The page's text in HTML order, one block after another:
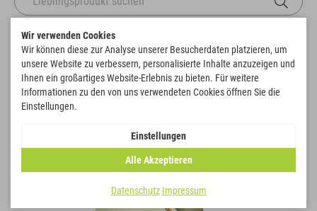
Startseite Themenwelten
Band Super-Satin mit goldenem Rand
Zurück zur Artikelübersicht
Wir verwenden Cookies
Wir können diese zur Analyse unserer Besucherdaten platzieren, um
unsere Website zu verbessern, personalisierte Inhalte anzuzeigen und
Ihnen ein großartiges Website-Erlebnis zu bieten. Für weitere
Informationen zu den von uns verwendeten Cookies öffnen Sie die
Einstellungen.
Einstellungen
Alle Akzeptieren
Datenschutz Impressum